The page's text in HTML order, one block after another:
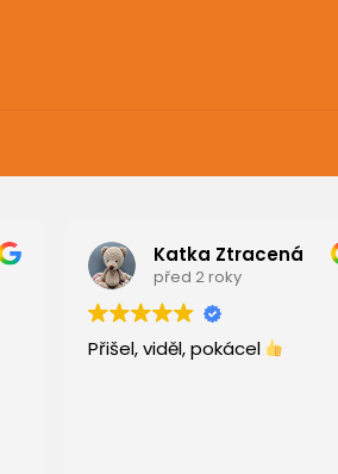
Katka Ztracená
před 2 roky
Přišel, viděl, pokácel